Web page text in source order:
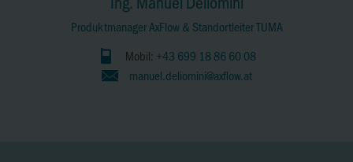
Produktmanager AxFlow & Standortleiter TUMA
Mobil: +43 699 18 86 60 08
manuel.deliomini@axflow.at